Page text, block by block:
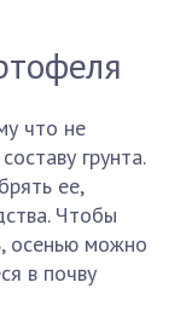
что не
грунта.
ее,
Чтобы
осенью можно
в почву